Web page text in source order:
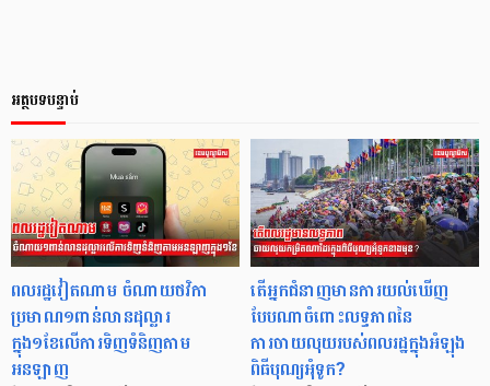
អត្ថបទបន្ទាប់
ពលរដ្ឋវៀតណាម ចំណាយថវិកា
ប្រមាណ១ពាន់លានដុល្លារ
ក្នុង១ខែលើការទិញទំនិញតាម
អនឡាញ
តើអ្នកជំនាញមានការយល់ឃើញ
បែបណាចំពោះលទ្ធភាពនៃ
ការចាយលុយរបស់ពលរដ្ឋក្នុងអំឡុង
ពិធីបុណ្យអុំទូក?